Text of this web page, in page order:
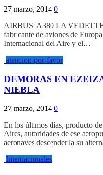
27 marzo, 2014 0
AIRBUS: A380 LA
fabricante de aviones de
Internacional del Aire y el…
atencion-por-favor
DEMORAS EN
NIEBLA
27 marzo, 2014 0
En los últimos días, producto
Aires, autoridades de ese
aeronaves descender la su
Internacionales